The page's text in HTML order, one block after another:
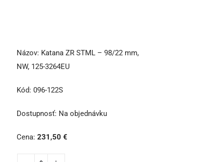
Názov: Katana ZR STML – 98/22 mm,
NW, 125-3264EU
Kód: 096-122S
Dostupnosť: Na objednávku
Cena: 231,50 €